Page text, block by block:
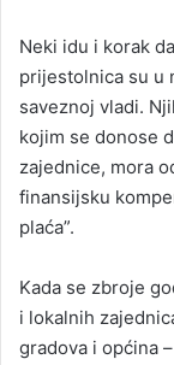
Neki idu i korak
prijestolnica su u
saveznoj vladi.
kojim se donose
zajednice, mora
finansijsku
plaća”.
Kada se zbroje
i lokalnih
gradova i općina